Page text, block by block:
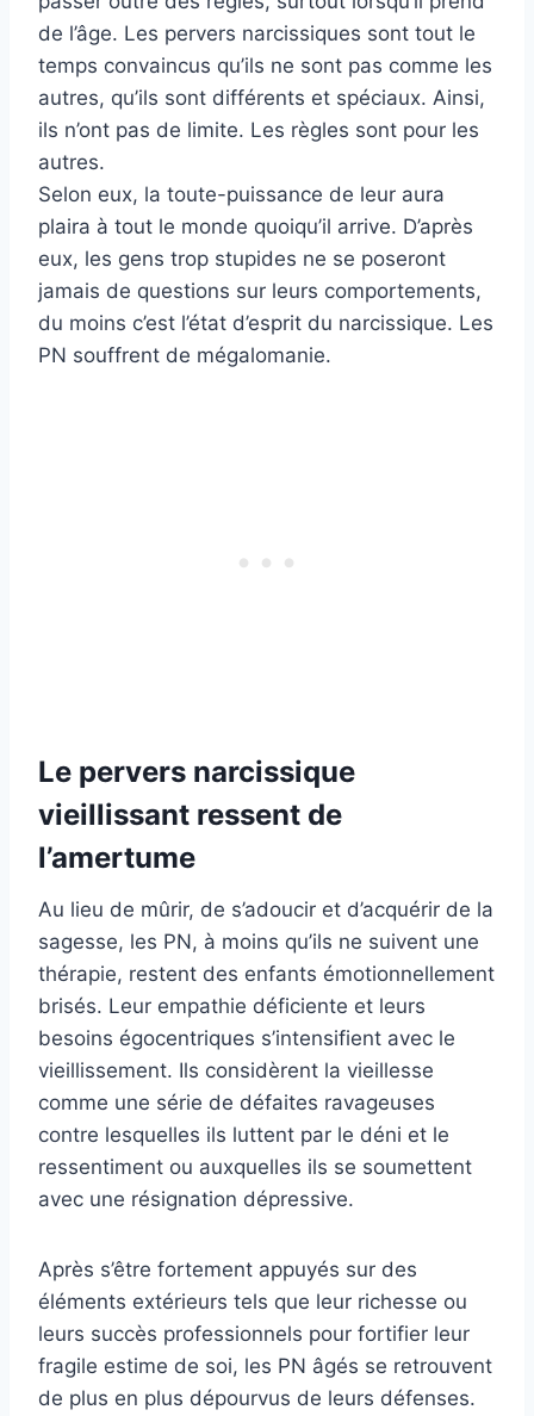
de l’âge. Les pervers narcissiques sont tout le
temps convaincus qu’ils ne sont pas comme les
autres, qu’ils sont différents et spéciaux. Ainsi,
ils n’ont pas de limite. Les règles sont pour les
autres.
Selon eux, la toute-puissance de leur aura
plaira à tout le monde quoiqu’il arrive. D’après
eux, les gens trop stupides ne se poseront
jamais de questions sur leurs comportements,
du moins c’est l’état d’esprit du narcissique. Les
PN souffrent de mégalomanie.
Le pervers narcissique
vieillissant ressent de
l’amertume
Au lieu de mûrir, de s’adoucir et d’acquérir de la
sagesse, les PN, à moins qu’ils ne suivent une
thérapie, restent des enfants émotionnellement
brisés. Leur empathie déficiente et leurs
besoins égocentriques s’intensifient avec le
vieillissement. Ils considèrent la vieillesse
comme une série de défaites ravageuses
contre lesquelles ils luttent par le déni et le
ressentiment ou auxquelles ils se soumettent
avec une résignation dépressive.
Après s’être fortement appuyés sur des
éléments extérieurs tels que leur richesse ou
leurs succès professionnels pour fortifier leur
fragile estime de soi, les PN âgés se retrouvent
de plus en plus dépourvus de leurs défenses.